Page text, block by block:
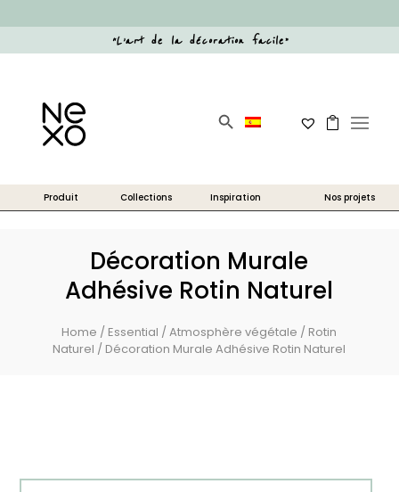
“L’art de la décoration facile”
Décoration Murale
Adhésive Rotin Naturel
Home / Essential /Atmosphère végétale / Rotin
Naturel / Décoration Murale Adhésive Rotin Naturel